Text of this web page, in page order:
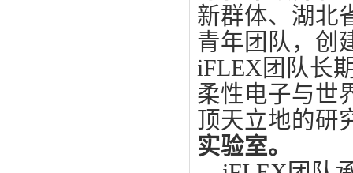
新群体、湖北
青年团队， 创
iFLEX 团队长
柔性电子与世
顶天立地的研
实验室。